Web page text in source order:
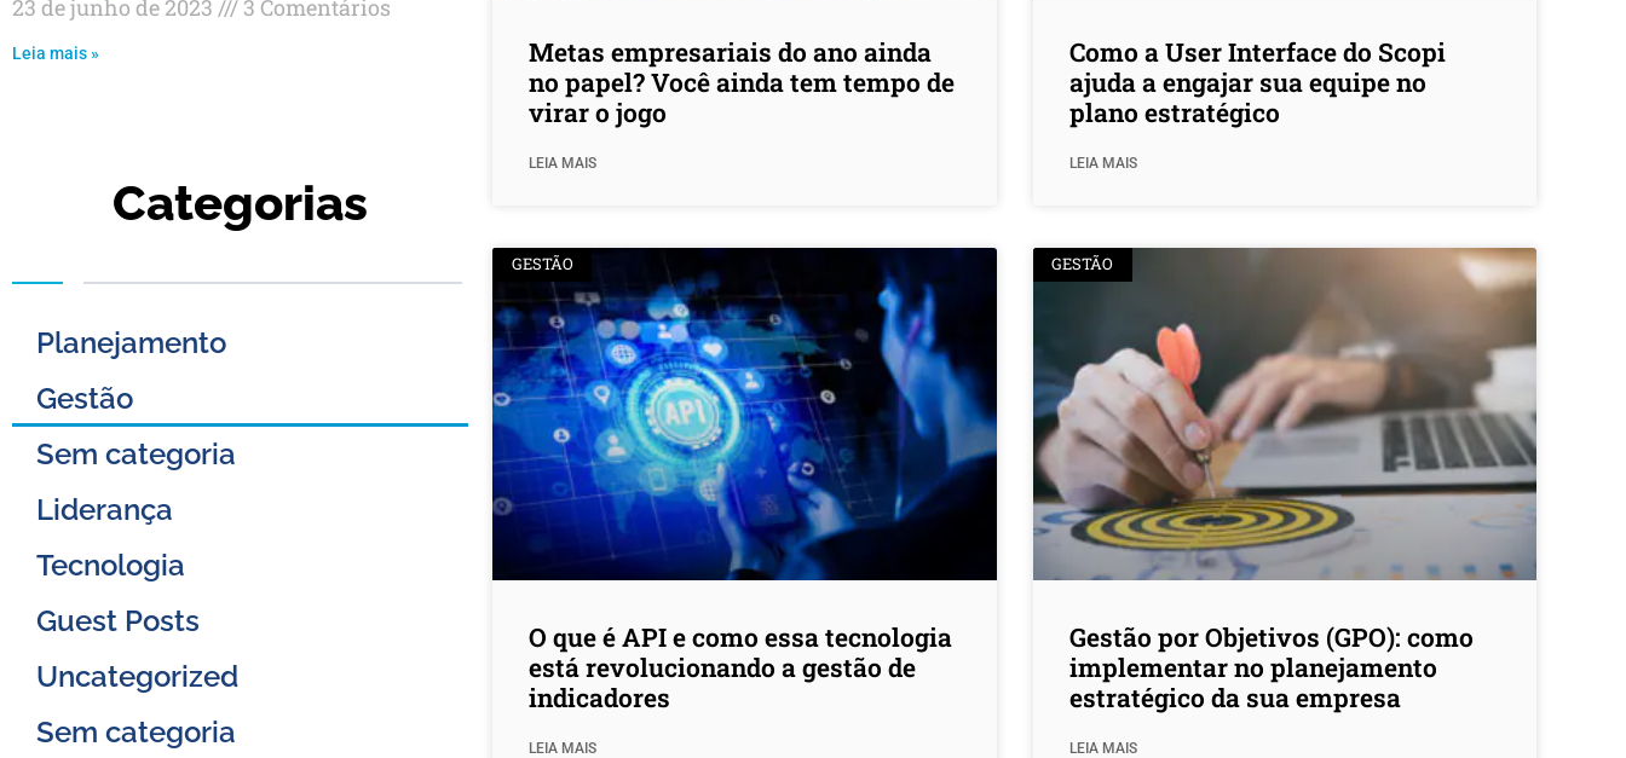
23 de junho de 2023 3 Comentários
Leia mais »
Categorias
Planejamento
Gestão
Sem categoria
Liderança
Tecnologia
Guest Posts
Uncategorized
Sem categoria
Metas empresariais do ano ainda
no papel? Você ainda tem tempo de
virar o jogo
LEIA MAIS
Como a User Interface do Scopi
ajuda a engajar sua equipe no
plano estratégico
LEIA MAIS
GESTÃO
O que é API e como essa tecnologia
está revolucionando a gestão de
indicadores
LEIA MAIS
GESTÃO
Gestão por Objetivos (GPO): como
implementar no planejamento
estratégico da sua empresa
LEIA MAIS